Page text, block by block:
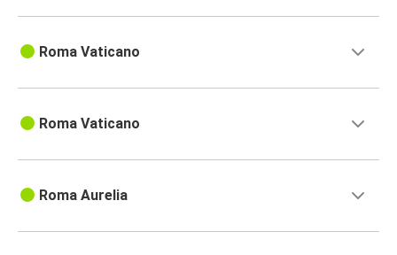
Roma Vaticano
Roma Vaticano
Roma Aurelia